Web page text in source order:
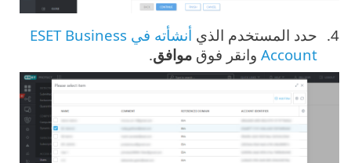
حدد المستخدم الذي
أنشأته في ESET Business
Account وانقر فوق موافق.